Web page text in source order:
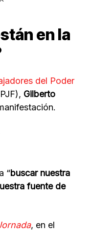
en la
del Poder
Gilberto
“buscar nuestra
fuente de
, en el